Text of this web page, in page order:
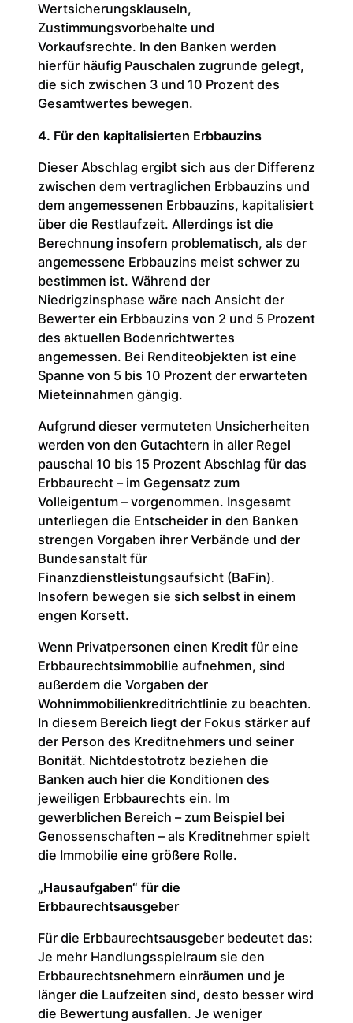
Wertsicherungsklauseln,
Zustimmungsvorbehalte und
Vorkaufsrechte. In den Banken werden
hierfür häufig Pauschalen zugrunde gelegt,
die sich zwischen 3 und 10 Prozent des
Gesamtwertes bewegen.
4. Für den kapitalisierten Erbbauzins
Dieser Abschlag ergibt sich aus der Differenz
zwischen dem vertraglichen Erbbauzins und
dem angemessenen Erbbauzins, kapitalisiert
über die Restlaufzeit. Allerdings ist die
Berechnung insofern problematisch, als der
angemessene Erbbauzins meist schwer zu
bestimmen ist. Während der
Niedrigzinsphase wäre nach Ansicht der
Bewerter ein Erbbauzins von 2 und 5 Prozent
des aktuellen Bodenrichtwertes
angemessen. Bei Renditeobjekten ist eine
Spanne von 5 bis 10 Prozent der erwarteten
Mieteinnahmen gängig.
Aufgrund dieser vermuteten Unsicherheiten
werden von den Gutachtern in aller Regel
pauschal 10 bis 15 Prozent Abschlag für das
Erbbaurecht – im Gegensatz zum
Volleigentum – vorgenommen. Insgesamt
unterliegen die Entscheider in den Banken
strengen Vorgaben ihrer Verbände und der
Bundesanstalt für
Finanzdienstleistungsaufsicht (BaFin).
Insofern bewegen sie sich selbst in einem
engen Korsett.
Wenn Privatpersonen einen Kredit für eine
Erbbaurechtsimmobilie aufnehmen, sind
außerdem die Vorgaben der
Wohnimmobilienkreditrichtlinie zu beachten.
In diesem Bereich liegt der Fokus stärker auf
der Person des Kreditnehmers und seiner
Bonität. Nichtdestotrotz beziehen die
Banken auch hier die Konditionen des
jeweiligen Erbbaurechts ein. Im
gewerblichen Bereich – zum Beispiel bei
Genossenschaften – als Kreditnehmer spielt
die Immobilie eine größere Rolle.
„Hausaufgaben“ für die
Erbbaurechtsausgeber
Für die Erbbaurechtsausgeber bedeutet das:
Je mehr Handlungsspielraum sie den
Erbbaurechtsnehmern einräumen und je
länger die Laufzeiten sind, desto besser wird
die Bewertung ausfallen. Je weniger